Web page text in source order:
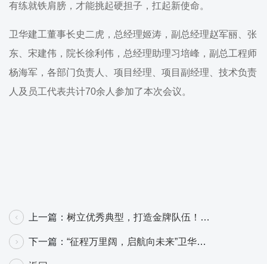
有练就铁肩膀，才能挑起硬担子，扛起新使命。
卫华建工董事长史二虎，总经理姬涛，副总经理赵军丽、张
东、宋建伟，院长徐利伟，总经理助理习培峰，副总工程师
杨海军，各部门负责人、项目经理、项目副经理、技术负责
人及员工代表共计70余人参加了本次会议。
上一篇： 树立优秀典型，打造金牌队伍！
下一篇： “征程万里阔，启航向未来”卫华建